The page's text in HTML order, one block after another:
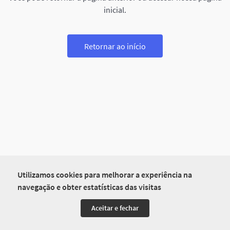
Utilizamos cookies para melhorar a experiência na
navegação e obter estatísticas das visitas
Aceitar e fechar
inicial.
Retornar ao início